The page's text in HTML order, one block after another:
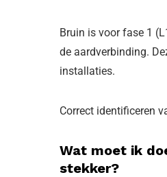
Bruin is voor fase 1
de aardverbinding.
installaties.
Correct identificeren
Wat moet ik
stekker?